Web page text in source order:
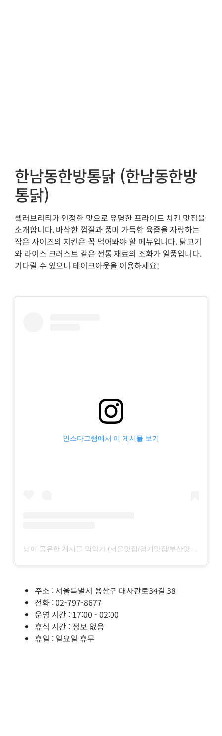
한남동한방통닭 (한남동한방
통닭)
셀러브리티가 인정한 맛으로 유명한 프라이드 치킨 맛집을
소개합니다. 바삭한 껍질과 풍미 가득한 육즙을 자랑하는
작은 사이즈의 치킨은 꼭 먹어봐야 할 메뉴입니다. 닭고기
와 라이스 크러스트 같은 전통 재료의 조화가 일품입니다.
기다릴 수 있으니 테이크아웃을 이용하세요!
인스타그램에서 이 게시물 보기
님이 공유한 게시물 먹악가 (서울맛집/경기맛집/부산맛집/전국맛집) (@muk_opera.singers)
주소 : 서울특별시 용산구 대사관로34길 38
전화 : 02-797-8677
운영 시간 : 17:00 - 02:00
휴식 시간 : 정보 없음
휴일 : 일요일 휴무